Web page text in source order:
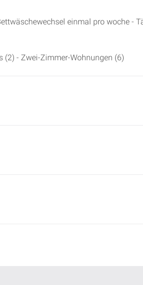
einmal pro woche -
(2) - Zwei-Zimmer-Wohnungen (6)